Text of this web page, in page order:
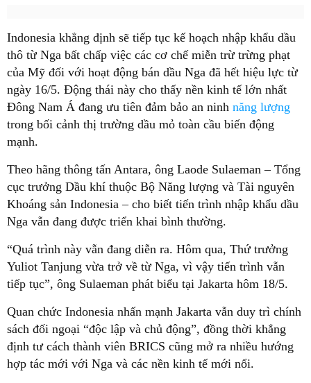
Indonesia khẳng định sẽ tiếp tục kế hoạch nhập khẩu dầu
thô từ Nga bất chấp việc các cơ chế miễn trừ trừng phạt
của Mỹ đối với hoạt động bán dầu Nga đã hết hiệu lực từ
ngày 16/5. Động thái này cho thấy nền kinh tế lớn nhất
Đông Nam Á đang ưu tiên đảm bảo an ninh năng lượng
trong bối cảnh thị trường dầu mỏ toàn cầu biến động
mạnh.
Theo hãng thông tấn Antara, ông Laode Sulaeman – Tổng
cục trưởng Dầu khí thuộc Bộ Năng lượng và Tài nguyên
Khoáng sản Indonesia – cho biết tiến trình nhập khẩu dầu
Nga vẫn đang được triển khai bình thường.
“Quá trình này vẫn đang diễn ra. Hôm qua, Thứ trưởng
Yuliot Tanjung vừa trở về từ Nga, vì vậy tiến trình vẫn
tiếp tục”, ông Sulaeman phát biểu tại Jakarta hôm 18/5.
Quan chức Indonesia nhấn mạnh Jakarta vẫn duy trì chính
sách đối ngoại “độc lập và chủ động”, đồng thời khẳng
định tư cách thành viên BRICS cũng mở ra nhiều hướng
hợp tác mới với Nga và các nền kinh tế mới nổi.